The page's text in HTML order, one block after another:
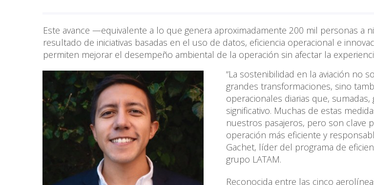
Este avance —equivalente a lo que genera aproximadamente 200 mil personas a
resultado de iniciativas basadas en el uso de datos, eficiencia operacional e
permiten mejorar el desempeño ambiental de la operación sin afectar la
“La sostenibilidad en la aviación no
grandes transformaciones, sino
operacionales diarias que,
significativo. Muchas de estas
nuestros pasajeros, pero son clave
operación más eficiente y
Gachet, líder del programa de
grupo LATAM.
Reconocida entre las cinco